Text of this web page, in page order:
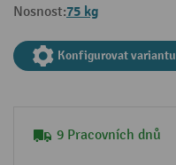
Nosnost:75 kg
Konfigurovat variantu
9 Pracovních dnů